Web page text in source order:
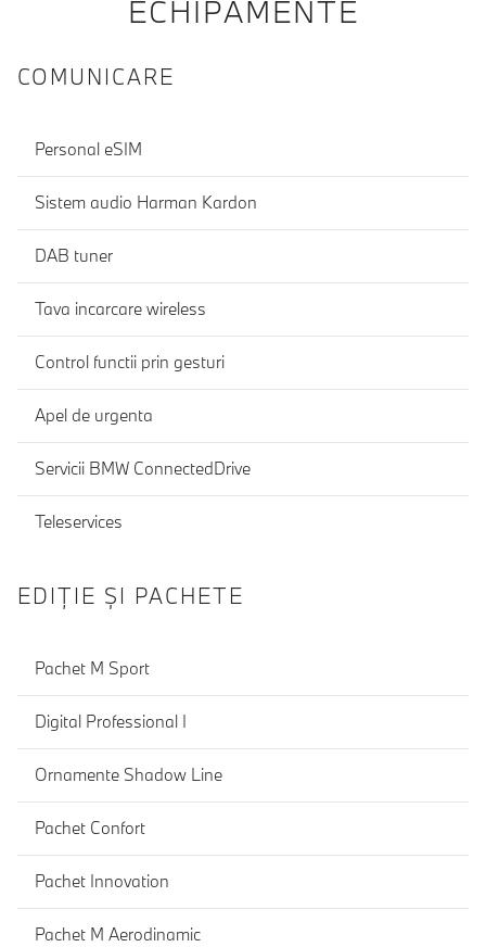
ECHIPAMENTE
COMUNICARE
Personal eSIM
Sistem audio Harman Kardon
DAB tuner
Tava incarcare wireless
Control functii prin gesturi
Apel de urgenta
Servicii BMW ConnectedDrive
Teleservices
EDIŢIE ŞI PACHETE
Pachet M Sport
Digital Professional I
Ornamente Shadow Line
Pachet Confort
Pachet Innovation
Pachet M Aerodinamic